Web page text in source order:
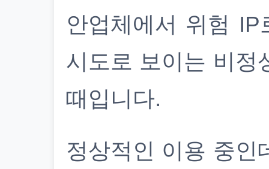
안업체에서 위험
시도로 보이는 비정
때입니다.
정상적인 이용 중인